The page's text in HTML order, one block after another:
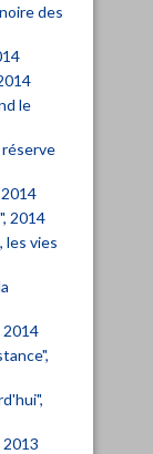
des
le
réserve
2014
2014
les vies
2014